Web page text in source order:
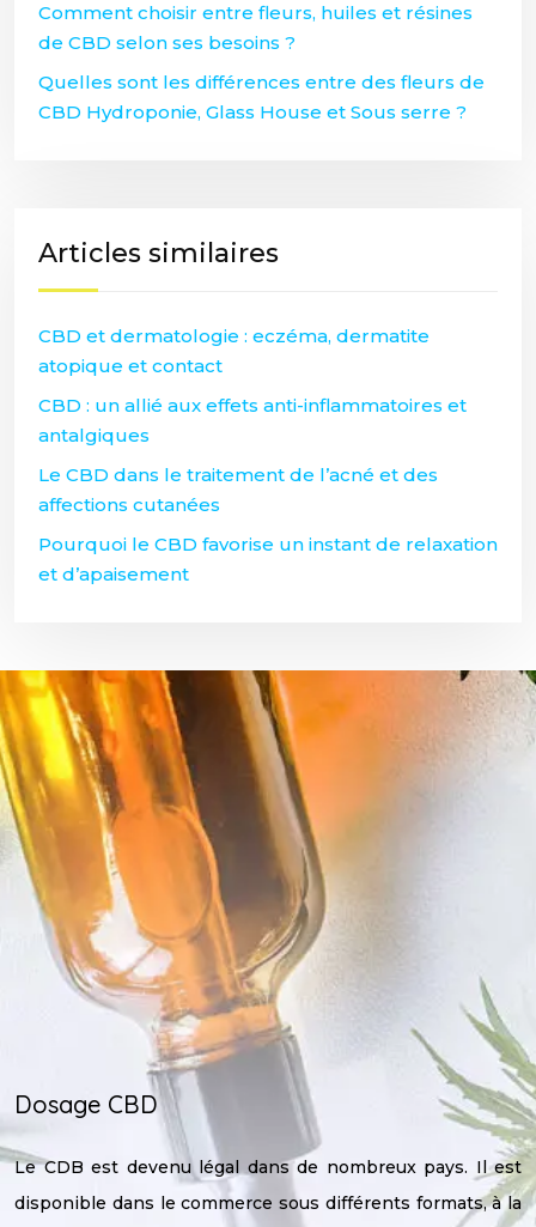
Comment choisir entre fleurs, huiles et résines
de CBD selon ses besoins ?
Quelles sont les différences entre des fleurs de
CBD Hydroponie, Glass House et Sous serre ?
Articles similaires
CBD et dermatologie : eczéma, dermatite
atopique et contact
CBD : un allié aux effets anti-inflammatoires et
antalgiques
Le CBD dans le traitement de l’acné et des
affections cutanées
Pourquoi le CBD favorise un instant de relaxation
et d’apaisement
Dosage CBD
Le CDB est devenu légal dans de nombreux pays. Il est
disponible dans le commerce sous différents formats, à la